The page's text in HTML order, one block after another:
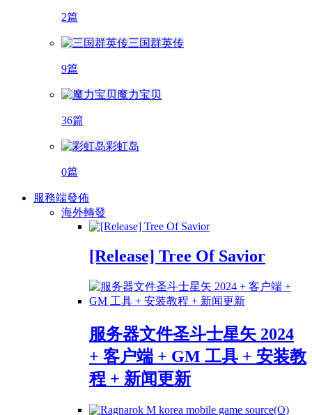
2篇
三国群英传
9篇
魔力宝贝
36篇
彩虹岛
0篇
服務端發佈
海外轉發
[Release] Tree Of Savior
服务器文件圣斗士星矢 2024
+ 客户端 + GM 工具 + 安装教
程 + 新闻更新